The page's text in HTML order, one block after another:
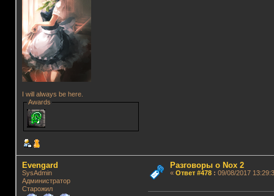
I will always be here.
Awards
Evengard
SysAdmin
Администратор
Старожил
Разговоры о Nox 2
« Ответ #478: 09/08/2017